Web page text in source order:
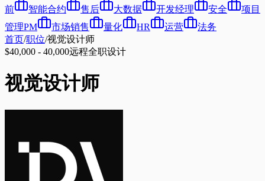
前
智能合约 售后 大数据 开发经理 安全
项目
管理PM
市场销售 量化 HR 运营
法务
首页/职位/视觉设计师
$40,000 - 40,000远程全职设计
视觉设计师